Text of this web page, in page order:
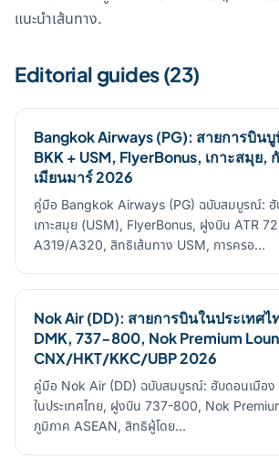
แนะนำเส้นทาง.
Editorial guides (23)
Bangkok Airways (PG): สายการบิน
BKK + USM, FlyerBonus, เกาะสมุย
เมียนมาร์ 2026
คู่มือ Bangkok Airways (PG) ฉบับสมบูรณ์:
เกาะสมุย (USM), FlyerBonus, ฝูงบิน ATR
A319/A320, สิทธิเส้นทาง USM, การครอ…
Nok Air (DD): สายการบินในประเทศไ
DMK, 737-800, Nok Premium
CNX/HKT/KKC/UBP 2026
คู่มือ Nok Air (DD) ฉบับสมบูรณ์: ฮับดอนเมือง
ในประเทศไทย, ฝูงบิน 737-800, Nok
ภูมิภาค ASEAN, สิทธิผู้โดย…